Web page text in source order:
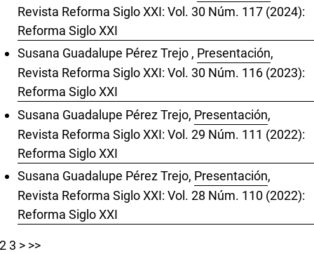
Revista Reforma Siglo XXI: Vol. 30 Núm. 117 (2024):
Reforma Siglo XXI
Susana Guadalupe Pérez Trejo , Presentación,
Revista Reforma Siglo XXI: Vol. 30 Núm. 116 (2023):
Reforma Siglo XXI
Susana Guadalupe Pérez Trejo, Presentación,
Revista Reforma Siglo XXI: Vol. 29 Núm. 111 (2022):
Reforma Siglo XXI
Susana Guadalupe Pérez Trejo, Presentación,
Revista Reforma Siglo XXI: Vol. 28 Núm. 110 (2022):
Reforma Siglo XXI
2 3 > >>